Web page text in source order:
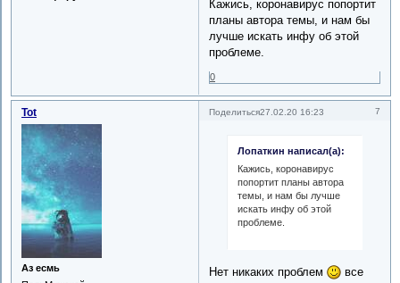
Кажись, коронавирус попортит
планы автора темы, и нам бы
лучше искать инфу об этой
проблеме.
0
Поделиться 7
27.02.20 16:23
Tot
Аз есмь
Лопаткин написал(а):
Кажись, коронавирус
попортит планы автора
темы, и нам бы лучше
искать инфу об этой
проблеме.
Нет никаких проблем
все